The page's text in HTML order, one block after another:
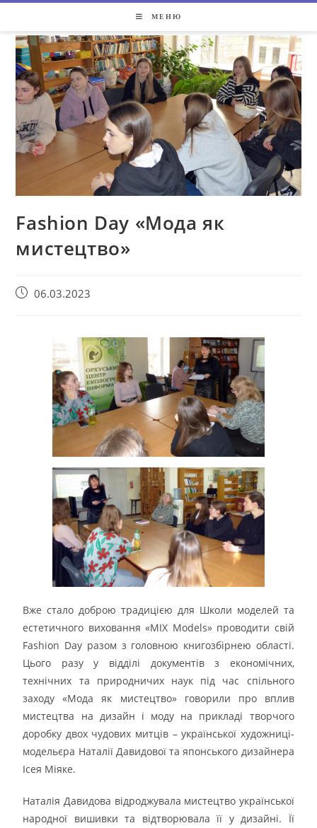
МЕНЮ
Fashion Day «Мода як
мистецтво»
06.03.2023
Вже стало доброю традицією для Школи моделей та
естетичного виховання «MIX Models» проводити свій
Fashion Day разом з головною книгозбірнею області.
Цього разу у відділі документів з економічних,
технічних та природничих наук під час спільного
заходу «Мода як мистецтво» говорили про вплив
мистецтва на дизайн і моду на прикладі творчого
доробку двох чудових митців – української художниці-
модельєра Наталії Давидової та японського дизайнера
Ісея Міяке.
Наталія Давидова відроджувала мистецтво української
народної вишивки та відтворювала її у дизайні. Її